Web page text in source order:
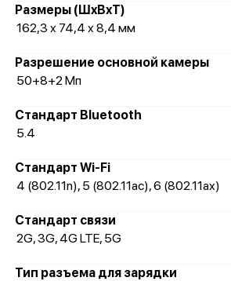
Размеры (ШxВxТ)
162,3 x 74,4 x 8,4 мм
Разрешение основной камеры
50+8+2 Мп
Стандарт Bluetooth
5.4
Стандарт Wi-Fi
4 (802.11n), 5 (802.11ac), 6 (802.11ax)
Стандарт связи
2G, 3G, 4G LTE, 5G
Тип разъема для зарядки